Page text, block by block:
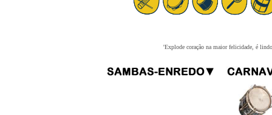
'Explode coração na maior felicidade, é